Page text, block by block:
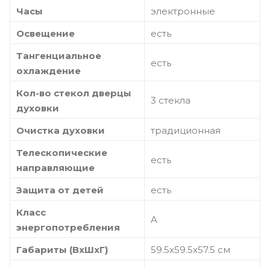
Часы
электронные
Освещение
есть
Тангенциальное
охлаждение
есть
Кол-во стекол дверцы
духовки
3 стекла
Очистка духовки
традиционная
Телескопические
направляющие
есть
Защита от детей
есть
Класс
энергопотребления
A
Габариты (ВхШхГ)
59.5х59.5х57.5 см